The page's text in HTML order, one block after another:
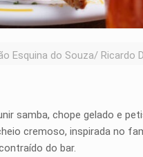
Esquina do Souza/ Ricardo
samba, chope gelado e
cremoso, inspirada no
do bar.